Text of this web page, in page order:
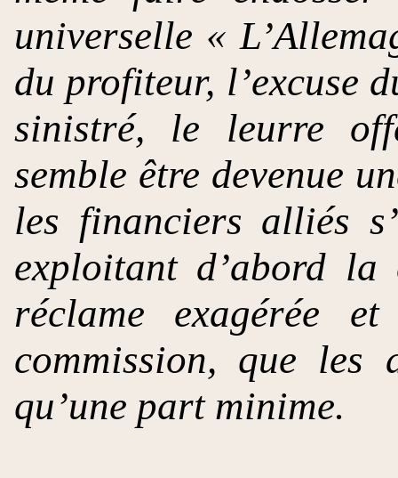
universelle «
du profiteur, l’excuse
sinistré, le leurre
semble être devenue
les financiers alliés
exploitant d’abord
réclame exagérée
commission, que les
qu’une part minime.